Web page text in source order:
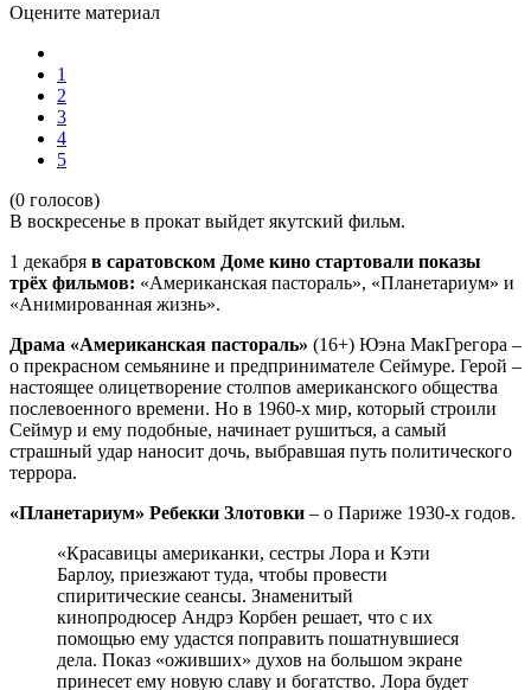
Оцените материал
1
2
3
4
5
(0 голосов)
В воскресенье в прокат выйдет якутский фильм.
1 декабря в саратовском Доме кино стартовали показы
трёх фильмов: «Американская пастораль», «Планетариум» и
«Анимированная жизнь».
Драма «Американская пастораль» (16+) Юэна МакГрегора –
о прекрасном семьянине и предпринимателе Сеймуре. Герой –
настоящее олицетворение столпов американского общества
послевоенного времени. Но в 1960-х мир, который строили
Сеймур и ему подобные, начинает рушиться, а самый
страшный удар наносит дочь, выбравшая путь политического
террора.
«Планетариум» Ребекки Злотовки – о Париже 1930-х годов.
«Красавицы американки, сестры Лора и Кэти
Барлоу, приезжают туда, чтобы провести
спиритические сеансы. Знаменитый
кинопродюсер Андрэ Корбен решает, что с их
помощью ему удастся поправить пошатнувшиеся
дела. Показ «оживших» духов на большом экране
принесет ему новую славу и богатство. Лора будет